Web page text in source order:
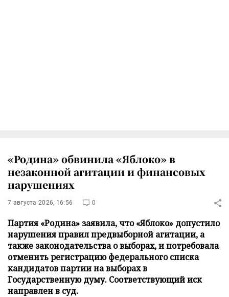
«Родина» обвинила «Яблоко» в
незаконной агитации и финансовых
нарушениях
7 августа 2026, 16:56 0
Партия «Родина» заявила, что «Яблоко» допустило
нарушения правил предвыборной агитации, а
также законодательства о выборах, и потребовала
отменить регистрацию федерального списка
кандидатов партии на выборах в
Государственную думу. Соответствующий иск
направлен в суд.